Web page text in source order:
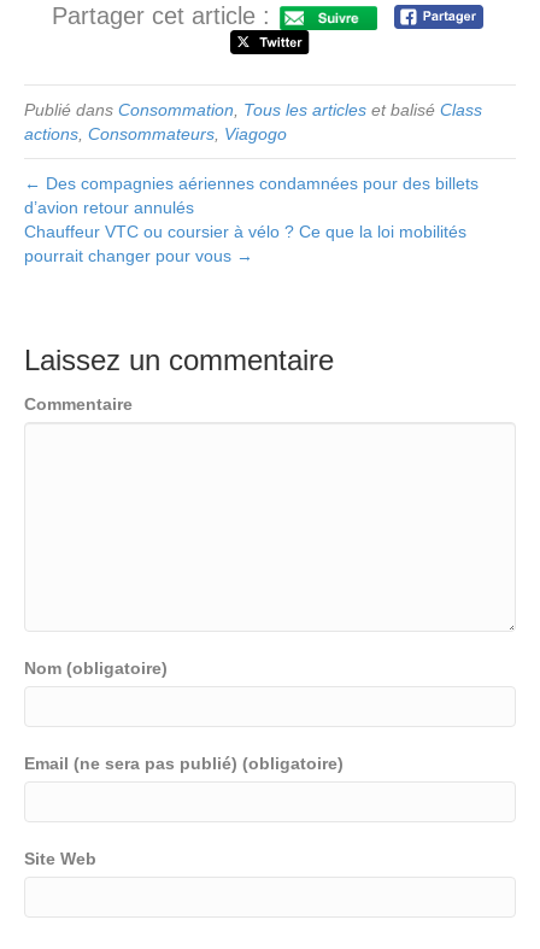
Partager cet article :
Publié dans Consommation, Tous les articles et balisé Class
actions, Consommateurs, Viagogo
← Des compagnies aériennes condamnées pour des billets
d’avion retour annulés
Chauffeur VTC ou coursier à vélo ? Ce que la loi mobilités
pourrait changer pour vous →
Laissez un commentaire
Commentaire
Nom (obligatoire)
Email (ne sera pas publié) (obligatoire)
Site Web